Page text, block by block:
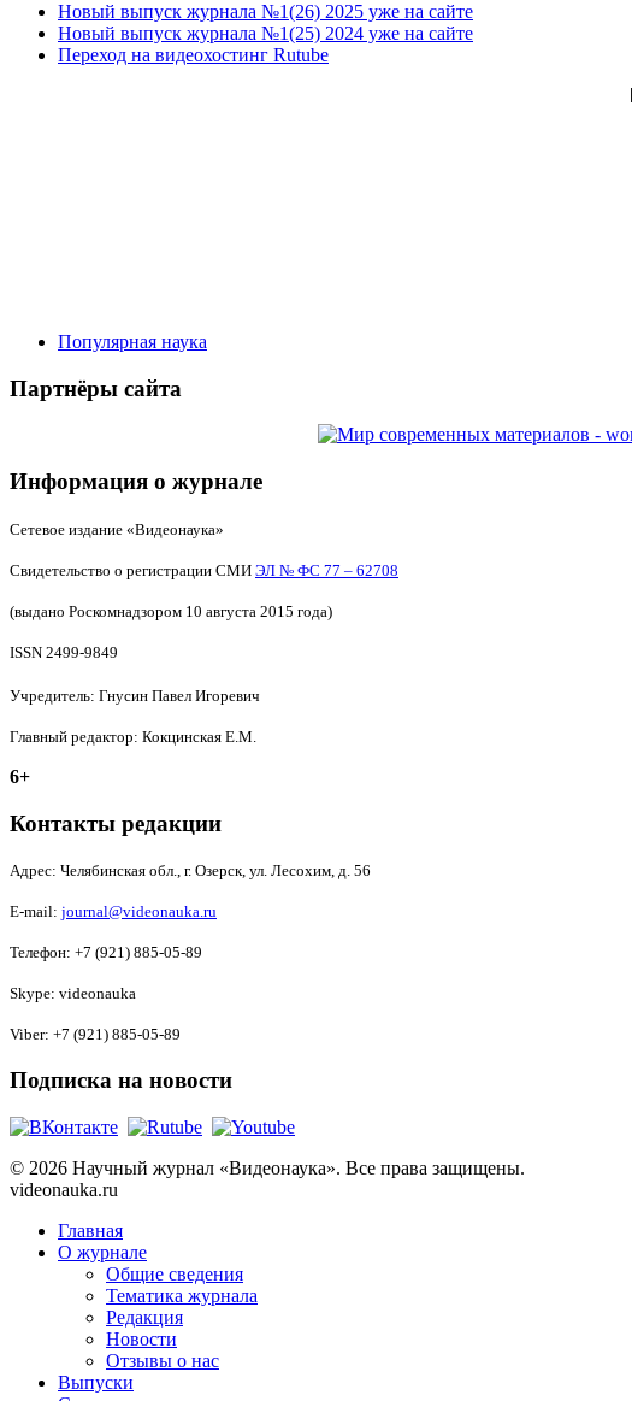
Новый выпуск журнала №1(26) 2025 уже на сайте
Новый выпуск журнала №1(25) 2024 уже на сайте
Переход на видеохостинг Rutube
Популярная наука
Партнёры сайта
Информация о журнале
Сетевое издание «Видеонаука»
Свидетельство о регистрации СМИ ЭЛ № ФС 77 – 62708
(выдано Роскомнадзором 10 августа 2015 года)
ISSN 2499-9849
Учредитель: Гнусин Павел Игоревич
Главный редактор: Кокцинская Е.М.
6+
Контакты редакции
Адрес: Челябинская обл., г. Озерск, ул. Лесохим, д. 56
E-mail: journal@videonauka.ru
Телефон: +7 (921) 885-05-89
Skype: videonauka
Viber: +7 (921) 885-05-89
Подписка на новости
© 2026 Научный журнал «Видеонаука». Все права защищены.
videonauka.ru
Главная
О журнале
Общие сведения
Тематика журнала
Редакция
Новости
Отзывы о нас
Выпуски